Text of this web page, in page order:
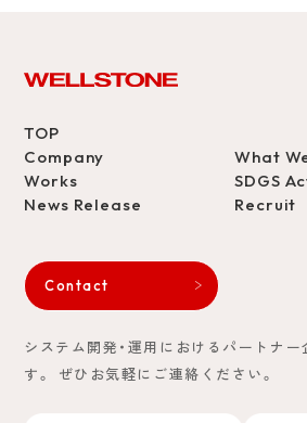
TOP
Company
What
Works
SDGS
News Release
Recruit
Contact
システム開発・運用におけるパートナ
す。
ぜひお気軽にご連絡ください。